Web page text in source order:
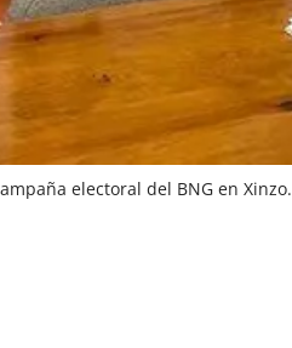
electoral del BNG en Xinzo.